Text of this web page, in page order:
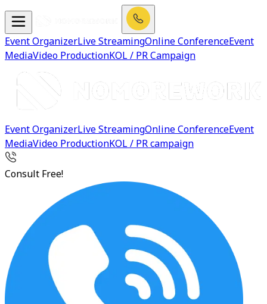
Event OrganizerLive StreamingOnline ConferenceEvent
MediaVideo ProductionKOL / PR Campaign
Event OrganizerLive StreamingOnline ConferenceEvent
MediaVideo ProductionKOL / PR campaign
Consult Free!